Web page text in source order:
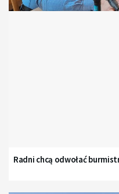
Radni chcą odwołać